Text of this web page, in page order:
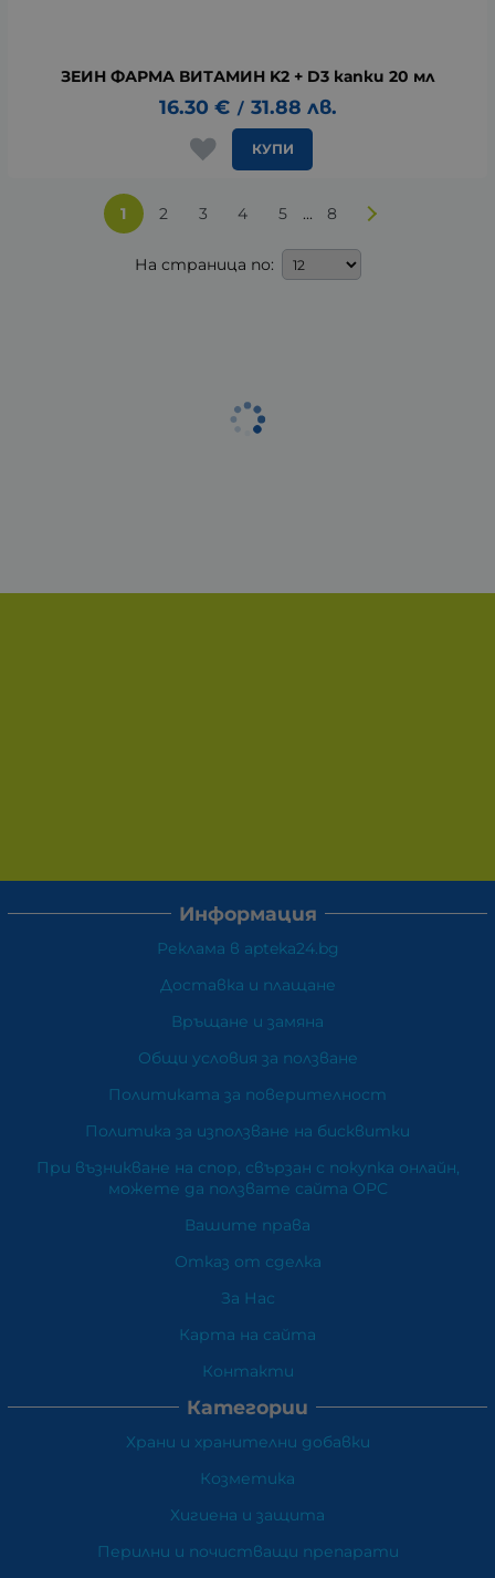
ЗЕИН ФАРМА ВИТАМИН K2 + D3 капки 20 мл
16.30 € / 31.88 лв.
КУПИ
1 2 3 4 5 ... 8
На страница по:
Информация
Реклама в apteka24.bg
Доставка и плащане
Връщане и замяна
Общи условия за ползване
Политиката за поверителност
Политика за използване на бисквитки
При възникване на спор, свързан с покупка онлайн,
можете да ползвате сайта ОРС
Вашите права
Отказ от сделка
За Нас
Карта на сайта
Контакти
Категории
Храни и хранителни добавки
Козметика
Хигиена и защита
Перилни и почистващи препарати